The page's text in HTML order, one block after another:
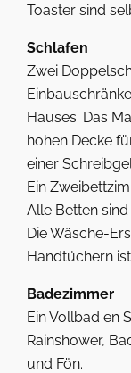
Toaster sind
Schlafen
Zwei
Hauses. Das
hohen Decke
einer
Ein
Alle Betten
Die Wäsche-
Handtüchern
Badezimmer
Ein Vollbad en
Rainshower,
und Fön.